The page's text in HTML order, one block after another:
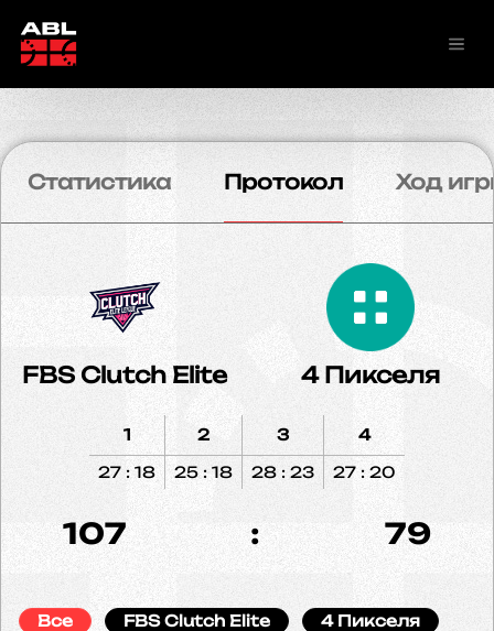
Статистика Протокол Ход
FBS Clutch Elite 4 Пикселя
1
27 : 18
2
25 : 18
3
28 : 23
4
27 : 20
107 : 79
Все FBS Clutch Elite 4 Пикселя